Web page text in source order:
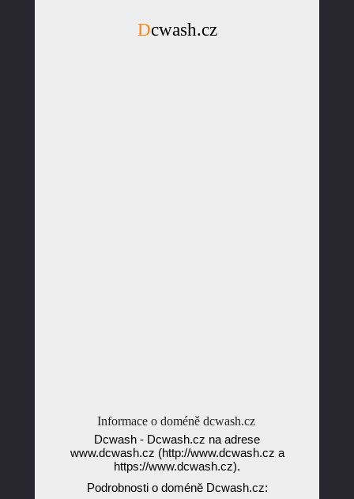
Dcwash.cz
Informace o doméně dcwash.cz
Dcwash - Dcwash.cz na adrese
www.dcwash.cz (http://www.dcwash.cz a
https://www.dcwash.cz).
Podrobnosti o doméně Dcwash.cz: